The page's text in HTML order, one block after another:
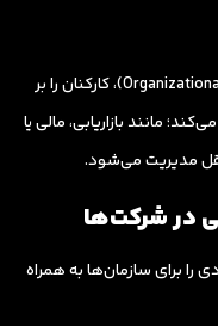
چارت تیمی یا تیم‌محور (Organizational Chart Team-Based)، کارکنان را بر
مانند بازاریابی، مالی یا
مدیریت می‌شود.
در شرکت‌ها
را برای سازمان‌ها به همراه